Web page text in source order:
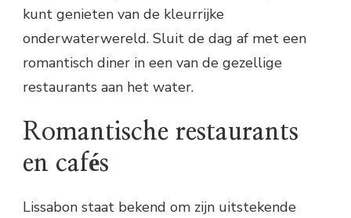
kunt genieten van de kleurrijke
onderwaterwereld. Sluit de dag af met een
romantisch diner in een van de gezellige
restaurants aan het water.
Romantische restaurants
en cafés
Lissabon staat bekend om zijn uitstekende